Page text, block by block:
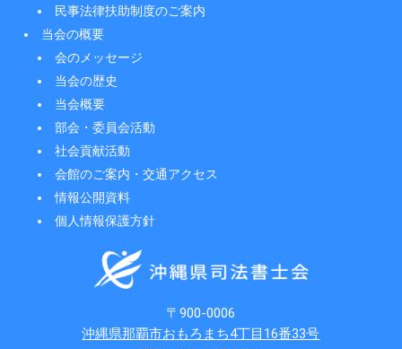
民事法律扶助制度のご案内
当会の概要
会のメッセージ
当会の歴史
当会概要
部会・委員会活動
社会貢献活動
会館のご案内・交通アクセス
情報公開資料
個人情報保護方針
〒900-0006
沖縄県那覇市おもろまち4丁目16番33号